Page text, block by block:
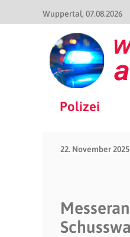
Wuppertal 07.08.2026
Polizei
22. November 2025